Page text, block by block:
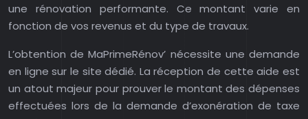
une rénovation performante. Ce montant varie en
fonction de vos revenus et du type de travaux.
L’obtention de MaPrimeRénov’ nécessite une demande
en ligne sur le site dédié. La réception de cette aide est
un atout majeur pour prouver le montant des dépenses
effectuées lors de la demande d’exonération de taxe